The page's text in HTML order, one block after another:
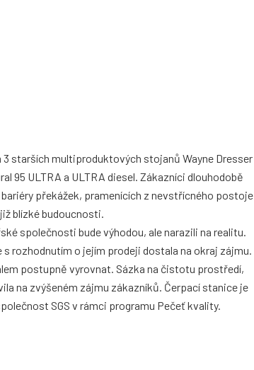
starších multiproduktových stojanů Wayne Dresser
95 ULTRA a ULTRA diesel. Zákazníci dlouhodobě
překážek, pramenících z nevstřícného postoje
blízké budoucnosti.
společnosti bude výhodou, ale narazili na realitu.
rozhodnutím o jejím prodeji dostala na okraj zájmu.
postupně vyrovnat. Sázka na čistotu prostředí,
na zvýšeném zájmu zákazníků. Čerpací stanice je
SGS v rámci programu Pečeť kvality.